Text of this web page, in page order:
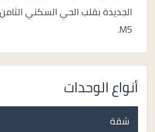
M5.
أنواع الوحدات
شقة